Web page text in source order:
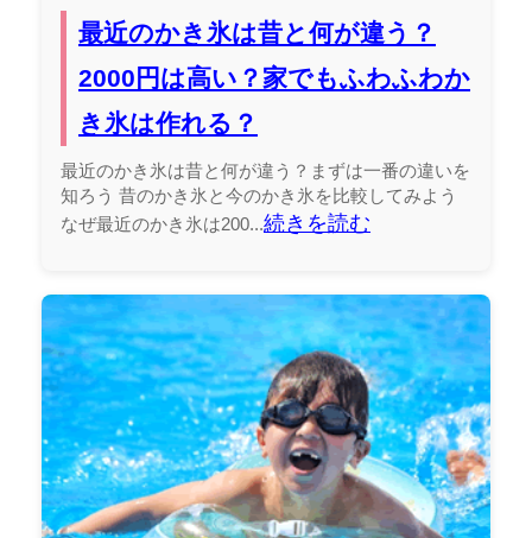
最近のかき氷は昔と何が違う？
2000円は高い？家でもふわふわか
き氷は作れる？
最近のかき氷は昔と何が違う？まずは一番の違いを
知ろう 昔のかき氷と今のかき氷を比較してみよう
なぜ最近のかき氷は200...続きを読む